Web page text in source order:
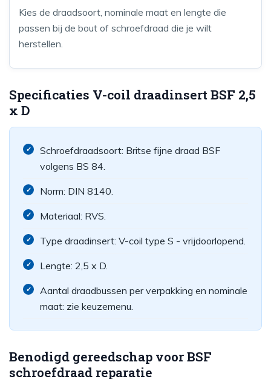
Kies de draadsoort, nominale maat en lengte die
passen bij de bout of schroefdraad die je wilt
herstellen.
Specificaties V-coil draadinsert BSF 2,5
x D
Schroefdraadsoort: Britse fijne draad BSF
volgens BS 84.
Norm: DIN 8140.
Materiaal: RVS.
Type draadinsert: V-coil type S - vrijdoorlopend.
Lengte: 2,5 x D.
Aantal draadbussen per verpakking en nominale
maat: zie keuzemenu.
Benodigd gereedschap voor BSF
schroefdraad reparatie